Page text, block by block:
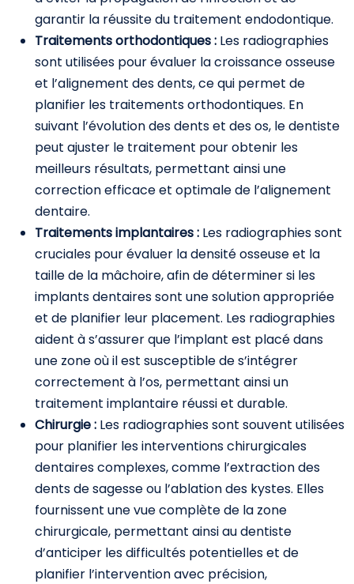
garantir la réussite du traitement endodontique.
Traitements orthodontiques : Les radiographies
sont utilisées pour évaluer la croissance osseuse
et l’alignement des dents, ce qui permet de
planifier les traitements orthodontiques. En
suivant l’évolution des dents et des os, le dentiste
peut ajuster le traitement pour obtenir les
meilleurs résultats, permettant ainsi une
correction efficace et optimale de l’alignement
dentaire.
Traitements implantaires : Les radiographies sont
cruciales pour évaluer la densité osseuse et la
taille de la mâchoire, afin de déterminer si les
implants dentaires sont une solution appropriée
et de planifier leur placement. Les radiographies
aident à s’assurer que l’implant est placé dans
une zone où il est susceptible de s’intégrer
correctement à l’os, permettant ainsi un
traitement implantaire réussi et durable.
Chirurgie : Les radiographies sont souvent utilisées
pour planifier les interventions chirurgicales
dentaires complexes, comme l’extraction des
dents de sagesse ou l’ablation des kystes. Elles
fournissent une vue complète de la zone
chirurgicale, permettant ainsi au dentiste
d’anticiper les difficultés potentielles et de
planifier l’intervention avec précision,